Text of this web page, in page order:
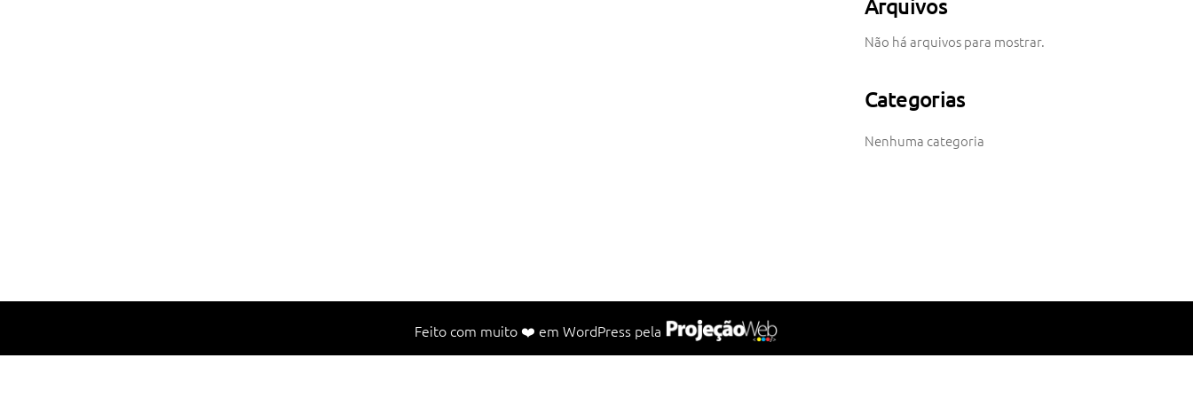
Arquivos
Não há arquivos para mostrar.
Categorias
Nenhuma categoria
Feito com muito ❤️ em WordPresspela